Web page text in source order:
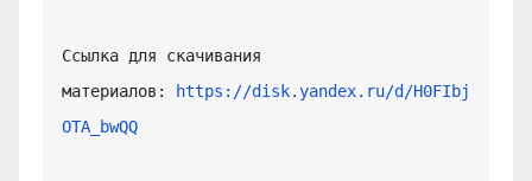
Ссылка для скачивания
материалов:
https://disk.yandex.ru/d/H0FIbj
OTA_bwQQ